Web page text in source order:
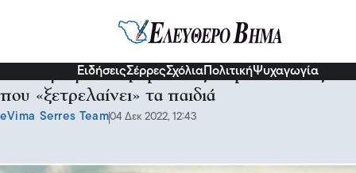
ΕιδήσειςΣέρρεςΣχόλια ΠολιτικήΨυχαγωγία
Συνταγή για κουραμπιέδες σε μπουκίτσες
που «ξετρελαίνει» τα παιδιά
eVima Serres Team04 Δεκ 2022, 12:43